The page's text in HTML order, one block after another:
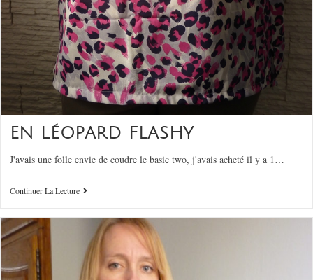
EN LÉOPARD FLASHY
J'avais une folle envie de coudre le basic two, j'avais acheté il y a 1…
Continuer La Lecture